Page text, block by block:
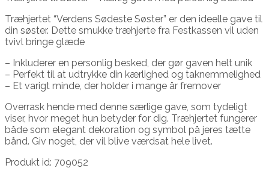
Træhjertet “Verdens Sødeste Søster” er den ideelle gave til
din søster. Dette smukke træhjerte fra Festkassen vil uden
tvivl bringe glæde
– Inkluderer en personlig besked, der gør gaven helt unik
– Perfekt til at udtrykke din kærlighed og taknemmelighed
– Et varigt minde, der holder i mange år fremover
Overrask hende med denne særlige gave, som tydeligt
viser, hvor meget hun betyder for dig. Træhjertet fungerer
både som elegant dekoration og symbol på jeres tætte
bånd. Giv noget, der vil blive værdsat hele livet.
Produkt id: 709052